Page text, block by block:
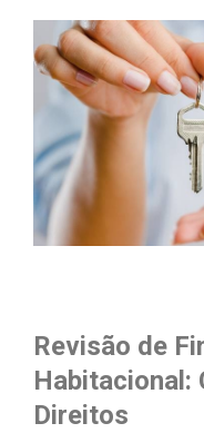
Revisão de
Habitacional:
Direitos